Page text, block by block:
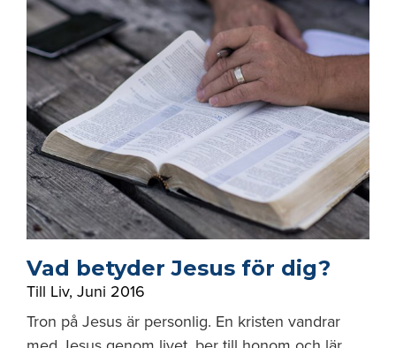
Vad betyder Jesus för dig?
Till Liv, Juni 2016
Tron på Jesus är personlig. En kristen vandrar